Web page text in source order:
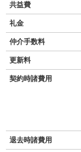
共益費
礼金
仲介手数料
更新料
契約時諸費用
退去時諸費用